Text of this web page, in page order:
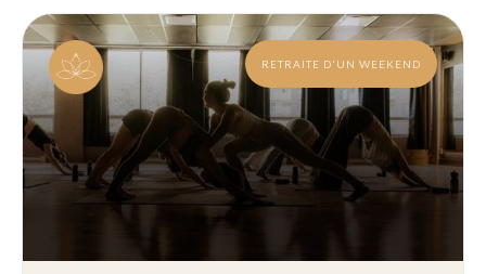
RETRAITE D'UN WEEKEND